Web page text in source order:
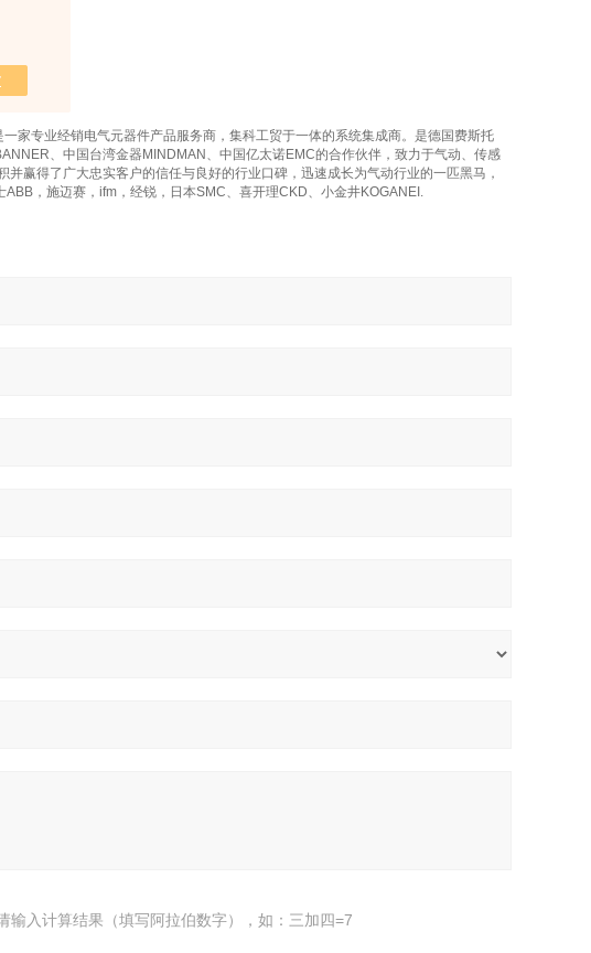
专业经销电气元器件产品服务商，集科工贸于一体的系统集成商。是德国费斯托
、中国台湾金器MINDMAN、中国亿太诺EMC的合作伙伴，致力于气动、传感
赢得了广大忠实客户的信任与良好的行业口碑，迅速成长为气动行业的一匹黑马，
，施迈赛，ifm，经锐，日本SMC、喜开理CKD、小金井KOGANEI.
输入计算结果（填写阿拉伯数字），如：三加四=7